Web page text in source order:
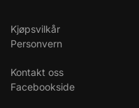
Kjøpsvilkår
Personvern
Kontakt oss
Facebookside